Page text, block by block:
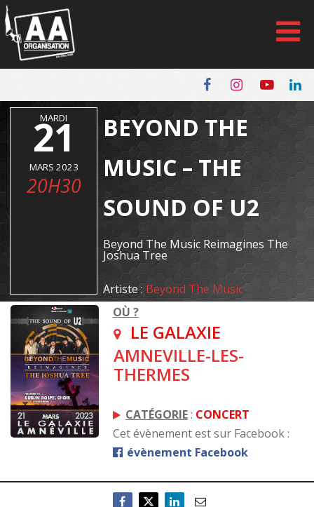
Panneau de gestion des cookies
MARDI
21
MARS 2023
20H30
BEYOND THE
MUSIC – THE
SOUND OF U2
Beyond The Music Reimagines The
Joshua Tree
Artiste :Beyond The Music
OÙ ?
LE GALAXIE
AMNEVILLE-LES-
THERMES
CATÉGORIE: CONCERT
Cet évènement est sur Facebook :
évènement Facebook